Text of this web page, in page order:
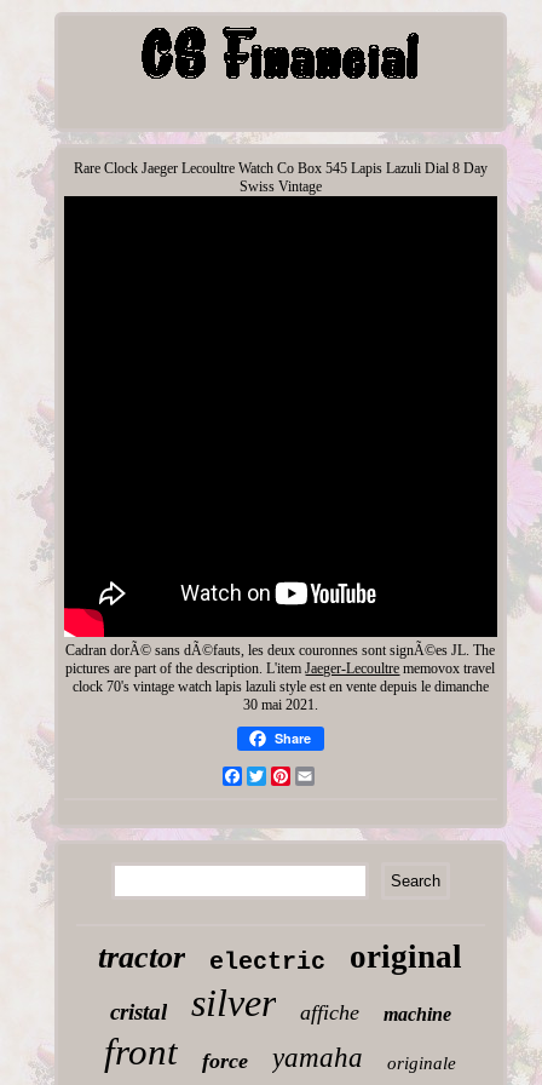
Rare Clock Jaeger Lecoultre Watch Co Box 545 Lapis Lazuli Dial 8 Day
Swiss Vintage
Cadran dorÃ© sans dÃ©fauts, les deux couronnes sont signÃ©es JL. The
pictures are part of the description. L'itemJaeger-Lecoultre memovox travel
clock 70's vintage watch lapis lazuli style est en vente depuis le dimanche
30 mai 2021.
Share
FacebookTwitterPinterest
tractor electric original
cristal silver affiche machine
front force yamaha originale